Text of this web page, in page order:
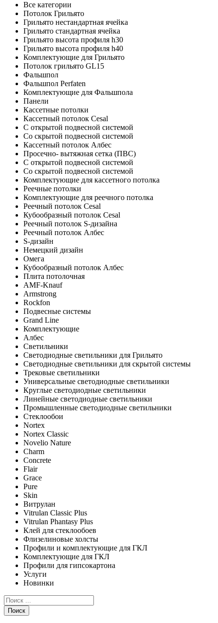
Все категории
Потолок Грильято
Грильято нестандартная ячейка
Грильято стандартная ячейка
Грильято высота профиля h30
Грильято высота профиля h40
Комплектующие для Грильято
Потолок грильято GL15
Фальшпол
Фальшпол Perfaten
Комплектующие для Фальшпола
Панели
Кассетные потолки
Кассетный потолок Cesal
C открытой подвесной системой
Со скрытой подвесной системой
Кассетный потолок Албес
Просечно- вытяжная сетка (ПВС)
С открытой подвесной системой
Со скрытой подвесной системой
Комплектующие для кассетного потолка
Реечные потолки
Комплектующие для реечного потолка
Реечный потолок Cesal
Кубообразный потолок Cesal
Реечный потолок S-дизайна
Реечный потолок Албес
S-дизайн
Немецкий дизайн
Омега
Кубообразный потолок Албес
Плита потолочная
AMF-Knauf
Armstrong
Rockfon
Подвесные системы
Grand Line
Комплектующие
Албес
Светильники
Светодиодные светильники для Грильято
Светодиодные светильники для скрытой системы
Трековые светильники
Универсальные светодиодные светильники
Круглые светодиодные светильники
Линейные светодиодные светильники
Промышленные светодиодные светильники
Стеклообои
Nortex
Nortex Classic
Novelio Nature
Charm
Concrete
Flair
Grace
Pure
Skin
Витрулан
Vitrulan Classic Plus
Vitrulan Phantasy Plus
Клей для стеклообоев
Флизелиновые холсты
Профили и комплектующие для ГКЛ
Комплектующие для ГКЛ
Профили для гипсокартона
Услуги
Новинки
Поиск